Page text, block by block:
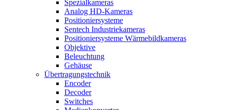
Spezialkameras
Analog HD-Kameras
Positioniersysteme
Sentech Industriekameras
Positioniersysteme Wärmebildkameras
Objektive
Beleuchtung
Gehäuse
Übertragungstechnik
Encoder
Decoder
Switches